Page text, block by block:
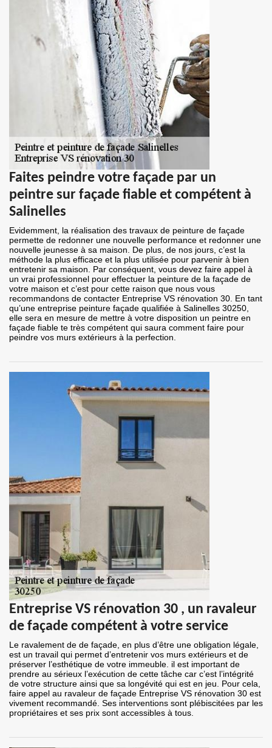
Faites peindre votre façade par un
peintre sur façade fiable et compétent à
Salinelles
Evidemment, la réalisation des travaux de peinture de façade
permette de redonner une nouvelle performance et redonner une
nouvelle jeunesse à sa maison. De plus, de nos jours, c’est la
méthode la plus efficace et la plus utilisée pour parvenir à bien
entretenir sa maison. Par conséquent, vous devez faire appel à
un vrai professionnel pour effectuer la peinture de la façade de
votre maison et c’est pour cette raison que nous vous
recommandons de contacter Entreprise VS rénovation 30. En tant
qu’une entreprise peinture façade qualifiée à Salinelles 30250,
elle sera en mesure de mettre à votre disposition un peintre en
façade fiable te très compétent qui saura comment faire pour
peindre vos murs extérieurs à la perfection.
Entreprise VS rénovation 30 , un ravaleur
de façade compétent à votre service
Le ravalement de de façade, en plus d’être une obligation légale,
est un travail qui permet d’entretenir vos murs extérieurs et de
préserver l’esthétique de votre immeuble. il est important de
prendre au sérieux l’exécution de cette tâche car c’est l’intégrité
de votre structure ainsi que sa longévité qui est en jeu. Pour cela,
faire appel au ravaleur de façade Entreprise VS rénovation 30 est
vivement recommandé. Ses interventions sont plébiscitées par les
propriétaires et ses prix sont accessibles à tous.